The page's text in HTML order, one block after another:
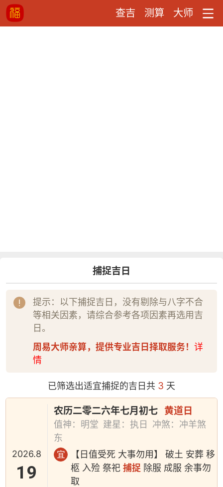
查吉 测算 大师
捕捉吉日
提示：以下捕捉吉日，没有剔除与八字不合
等相关因素，请综合参考各项因素再选用吉
日。
周易大师亲算，提供专业吉日择取服务！ 详
情
已筛选出适宜捕捉的吉日共 3 天
2026.8
19
农历二零二六年七月初七 黄道日
值神：明堂 建星：执日
冲煞：冲羊煞
东
宜
【日值受死 大事勿用】 破土 安葬 移
柩 入殓 祭祀捕捉 除服 成服 余事勿
取